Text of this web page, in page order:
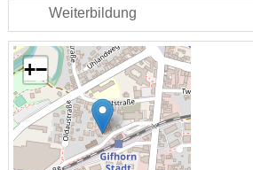
Weiterbildung
+−